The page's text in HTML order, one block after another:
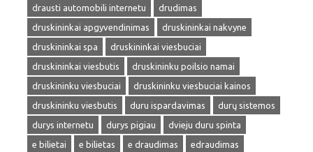
drausti automobili internetu
drudimas
druskininkai apgyvendinimas
druskininkai nakvyne
druskininkai spa
druskininkai viesbuciai
druskininkai viesbutis
druskininku poilsio namai
druskininku viesbuciai
druskininku viesbuciai kainos
druskininku viesbutis
duru ispardavimas
durų sistemos
durys internetu
durys pigiau
dvieju duru spinta
e bilietai
e bilietas e draudimas
edraudimas